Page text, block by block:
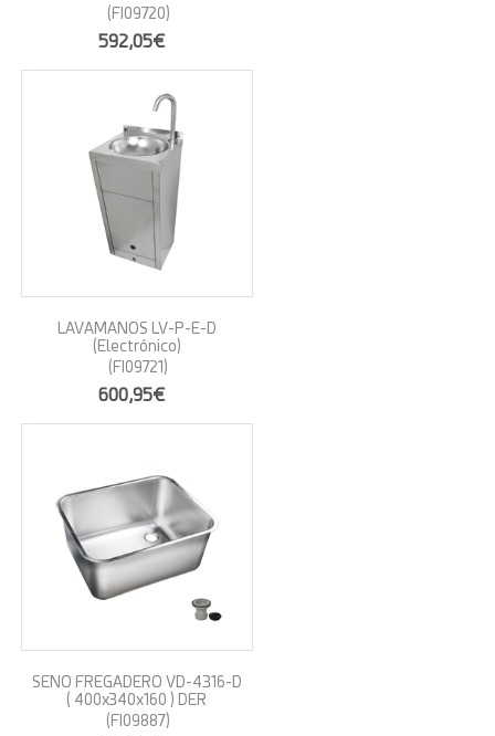
(FI09720)
592,05€
LAVAMANOS LV-P-E-D
(Electrónico)
(FI09721)
600,95€
SENO FREGADERO VD-4316-D
( 400x340x160 ) DER
(FI09887)